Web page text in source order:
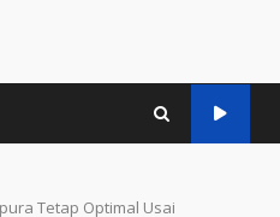
Tetap Optimal Usai